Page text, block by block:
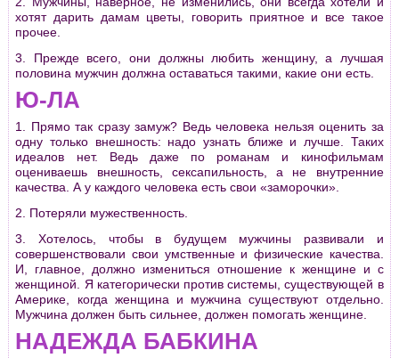
хотят дарить дамам цветы, говорить приятное и все такое
прочее.
3. Прежде всего, они должны любить женщину, а лучшая
половина мужчин должна оставаться такими, какие они есть.
Ю-ЛА
1. Прямо так сразу замуж? Ведь человека нельзя оценить за
одну только внешность: надо узнать ближе и лучше. Таких
идеалов нет. Ведь даже по романам и кинофильмам
оцениваешь внешность, сексапильность, а не внутренние
качества. А у каждого человека есть свои «заморочки».
2. Потеряли мужественность.
3. Хотелось, чтобы в будущем мужчины развивали и
совершенствовали свои умственные и физические качества.
И, главное, должно измениться отношение к женщине и с
женщиной. Я категорически против системы, существующей в
Америке, когда женщина и мужчина существуют отдельно.
Мужчина должен быть сильнее, должен помогать женщине.
НАДЕЖДА БАБКИНА